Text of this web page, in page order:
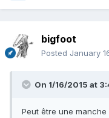
bigfoot
Posted January
On 1/16/2015 at
Peut être une